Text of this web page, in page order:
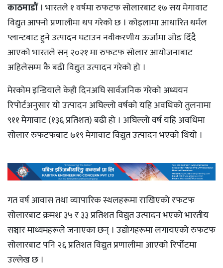
ऊर्जा
विशेष
काठमाडौं। भारतले १ वर्षमा रुफटफ सोलारबाट १७ सय मेगावाट
विद्युत आफ्नो प्रणालीमा थप गरेको छ । कोइलामा आधारित थर्मल
प्लान्टबाट हुने उत्पादन घटाउन नवीकरणीय ऊर्जामा जोड दिँदै
आएको भारतले सन् २०२१ मा रुफटफ सोलार आयोजनाबाट
अहिलेसम्म कै बढी विद्युत उत्पादन गरेको हो ।
मेरकोम इन्डियाले केही दिनअघि सार्वजनिक गरेको अध्ययन
रिपोर्टअनुसार यो उत्पादन अघिल्लो वर्षको यहि अवधिको तुलनामा
९११ मेगावाट (१३६ प्रतिशत) बढी हो । अघिल्लो वर्ष यहि अवधिमा
सोलार रुफटफबाट ७१९ मेगावाट विद्युत उत्पादन भएको थियो ।
गत वर्ष आवास तथा व्यापारिक स्थलहरूमा राखिएको रफटफ
सोलारबाट क्रमशः ३५ र ३३ प्रतिशत विद्युत उत्पादन भएको भारतीय
सञ्चार माध्यमहरूले जनाएका छन् । उद्योगहरूमा लगायएको रुफटफ
सोलारबाट पनि २६ प्रतिशत विद्युत प्रणालीमा आएको रिर्पोटमा
उल्लेख छ ।